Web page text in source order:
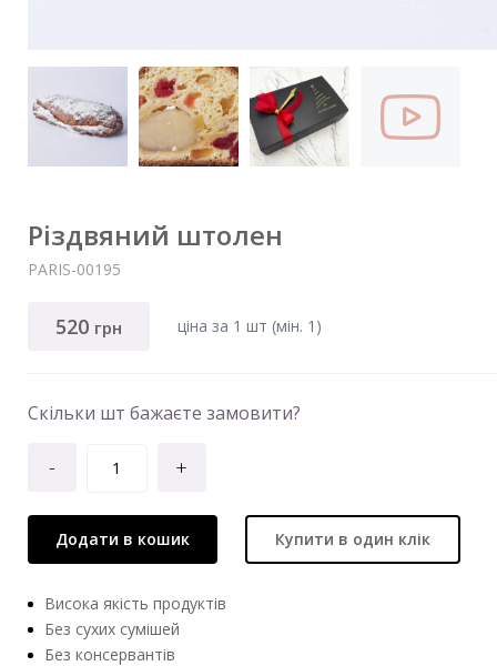
Різдвяний штолен
PARIS-00195
520 грн ціна за 1 шт (мiн. 1)
Скільки шт бажаєте замовити?
- +
Додати в кошик Купити в один клік
Висока якість продуктів
Без сухих сумішей
Без консервантів